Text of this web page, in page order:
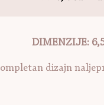
DIMENZIJE:
dizajn